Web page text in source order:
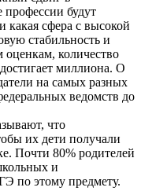
будут
сфера с высокой
стабильность и
количество
миллиона. О
на самых разных
ведомств до
что
их дети получали
Почти 80% родителей
и
по этому предмету.